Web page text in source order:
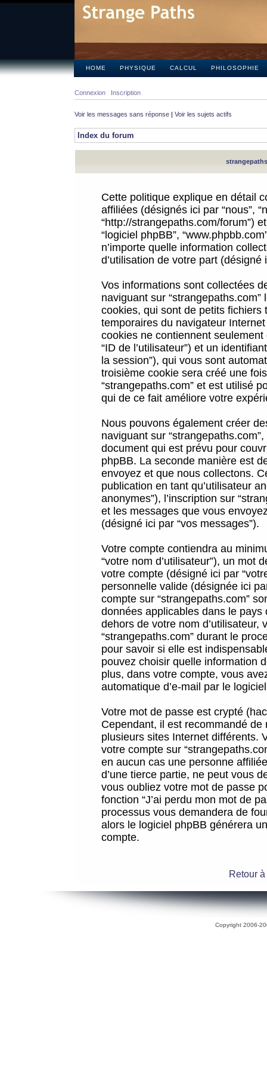
HOME PHYSIQUE CALCUL PHILOSOPHIE
Connexion Inscription
Voir les messages sans réponse | Voir les sujets actifs
Index du forum
Cette politique explique en détail
affiliées (désignés ici par “nous”,
“http://strangepaths.com/forum”)
“logiciel phpBB”,
n’importe quelle information
d’utilisation de votre part (désigné
Vos informations sont collectées
naviguant sur
cookies, qui sont de petits
temporaires du navigateur
cookies ne contiennent
“ID de l’utilisateur”) et un
la session”), qui vous sont
troisième cookie sera créé une
“strangepaths.com” et est utilisé
qui de ce fait améliore votre
Nous pouvons également créer
naviguant sur
document qui est prévu pour
phpBB. La seconde manière est
envoyez et que nous collectons.
publication en tant qu’utilisateur
anonymes”), l’inscription sur
et les messages que vous
(désigné ici par “vos messages”).
Votre compte contiendra au
“votre nom d’utilisateur”), un mot
votre compte (désigné ici par
personnelle valide (désignée ici
compte sur “strangepaths.com”
données applicables dans le
dehors de votre nom
“strangepaths.com” durant le
pour savoir si elle est
pouvez choisir quelle information
plus, dans votre compte, vous
automatique d’e-mail par le
Votre mot de passe est crypté
Cependant, il est recommandé
plusieurs sites Internet différents.
votre compte sur
en aucun cas une personne
d’une tierce partie, ne peut vous
vous oubliez votre mot de passe
fonction “J’ai perdu mon mot de
processus vous demandera de
alors le logiciel phpBB générera
compte.
Retour
Copyright 2006-